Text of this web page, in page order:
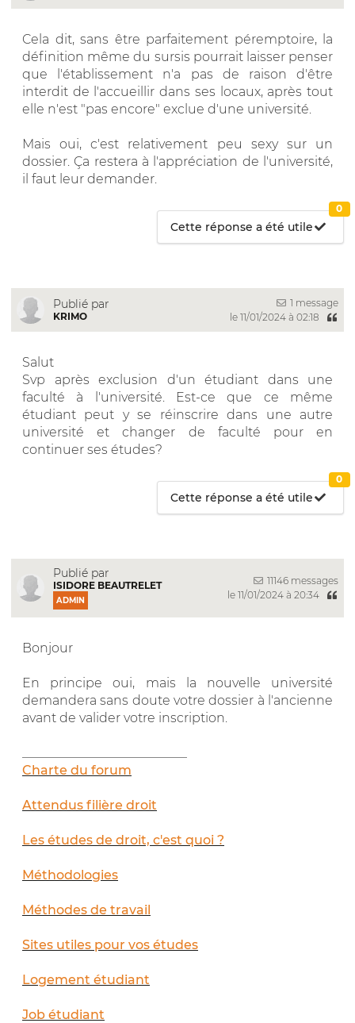
Cela dit, sans être parfaitement péremptoire, la
définition même du sursis pourrait laisser penser
que l'établissement n'a pas de raison d'être
interdit de l'accueillir dans ses locaux, après tout
elle n'est "pas encore" exclue d'une université.
Mais oui, c'est relativement peu sexy sur un
dossier. Ça restera à l'appréciation de l'université,
il faut leur demander.
Cette réponse a été utile
0
Publié par
KRIMO
1 message
le 11/01/2024 à 02:18
Salut
Svp après exclusion d'un étudiant dans une
faculté à l'université. Est-ce que ce même
étudiant peut y se réinscrire dans une autre
université et changer de faculté pour en
continuer ses études?
Cette réponse a été utile
0
Publié par
ISIDORE BEAUTRELET
ADMIN
11146 messages
le 11/01/2024 à 20:34
Bonjour
En principe oui, mais la nouvelle université
demandera sans doute votre dossier à l'ancienne
avant de valider votre inscription.
Charte du forum
Attendus filière droit
Les études de droit, c'est quoi ?
Méthodologies
Méthodes de travail
Sites utiles pour vos études
Logement étudiant
Job étudiant